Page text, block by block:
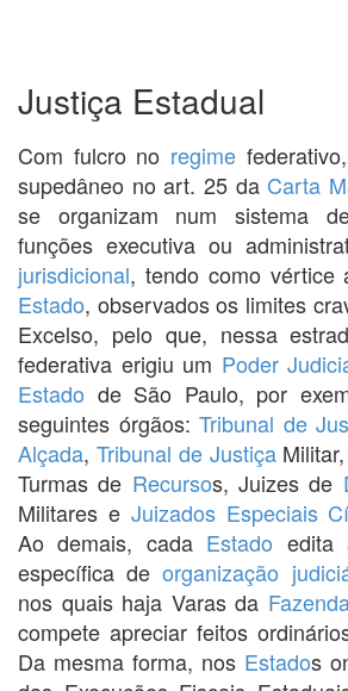
Justiça Estadual
Com fulcro no regime
supedâneo no art. 25 da Carta
se organizam num sistema
funções executiva ou
jurisdicional, tendo como vértice
Estado, observados os limites
Excelso, pelo que, nessa
federativa erigiu um Poder
Estado de São Paulo, por
seguintes órgãos: Tribunal de
Alçada, Tribunal de JustiçaMilitar,
Turmas de Recursos, Juizes de
Militares e Juizados Especiais
Ao demais, cada Estado edita
específica deorganização
nos quais haja Varas da
compete apreciar feitos
Da mesma forma, nos Estados